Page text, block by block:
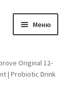
Меню
Original 12-
| Probiotic Drink